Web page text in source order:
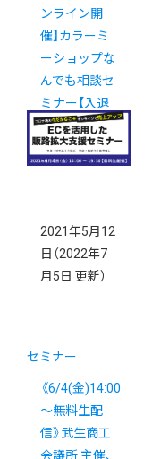
ンライン開
催】カラーミ
ーショップな
んでも相談セ
ミナー【入退
室自由】
2021年5月12
日 （2022年7
月5日 更新）
セミナー
《6/4(金)14:00
～無料生配
信》武生商工
会議所 主催、